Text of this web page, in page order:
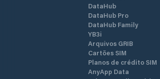
DataHub
DataHub Pro
DataHub Family
YB3i
Arquivos GRIB
Cartões SIM
Planos de crédito SIM
AnyApp Data